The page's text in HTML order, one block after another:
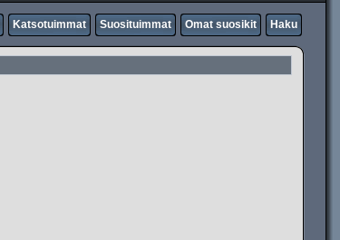
Katsotuimmat Suosituimmat Omat suosikit Haku